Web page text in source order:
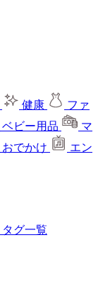
健康
ファ
ベビー用品
マ
おでかけ
エン
タグ一覧